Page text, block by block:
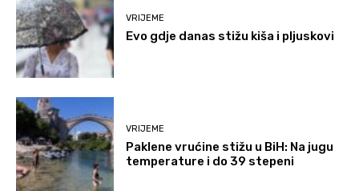
VRIJEME
Evo gdje danas stižu kiša i pljuskovi
VRIJEME
Paklene vrućine stižu u BiH: Na jugu
temperature i do 39 stepeni